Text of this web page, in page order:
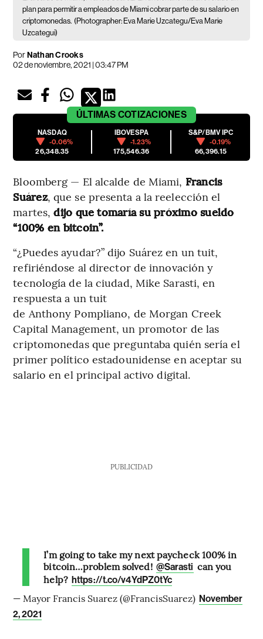
plan para permitir a empleados de Miami cobrar parte de su salario en
criptomonedas. (Photographer: Eva Marie Uzcategu/Eva Marie
Uzcategui)
PorNathan Crooks
02 de noviembre, 2021 | 03:47 PM
ÚLTIMAS COTIZACIONES
NASDAQ
-0.06%
26,348.35
IBOVESPA
-1.23%
175,546.36
S&P/BMV IPC
-0.19%
66,396.15
Bloomberg — El alcalde de Miami, Francis
Suárez, que se presenta a la reelección el
martes, dijo que tomaría su próximo sueldo
“100% en bitcoin”.
“¿Puedes ayudar?” dijo Suárez en un tuit,
refiriéndose al director de innovación y
tecnología de la ciudad, Mike Sarasti, en
respuesta a un tuit
de Anthony Pompliano, de Morgan Creek
Capital Management, un promotor de las
criptomonedas que preguntaba quién sería el
primer político estadounidense en aceptar su
salario en el principal activo digital.
PUBLICIDAD
I’m going to take my next paycheck 100% in
bitcoin…problem solved! @Sarasti can you
help? https://t.co/v4YdPZ0tYc
— Mayor Francis Suarez (@FrancisSuarez) November
2, 2021